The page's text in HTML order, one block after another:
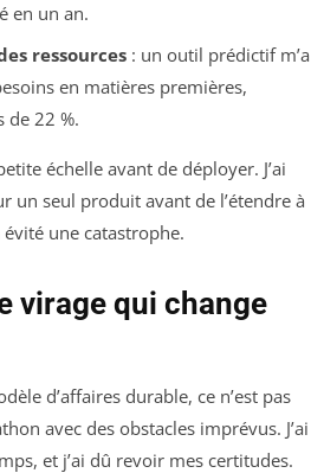
en un an.
ressources: un outil prédictif m’a
en matières premières,
de 22 %.
échelle avant de déployer. J’ai
un seul produit avant de l’étendre à
évité une catastrophe.
virage qui change
d’affaires durable, ce n’est pas
avec des obstacles imprévus. J’ai
et j’ai dû revoir mes certitudes.